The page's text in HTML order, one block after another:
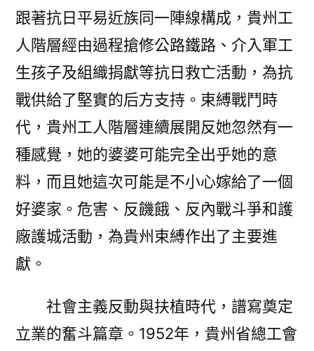
跟著抗日平易近族同一陣線構成，貴州工
人階層經由過程搶修公路鐵路、介入軍工
生孩子及組織捐獻等抗日救亡活動，為抗
戰供給了堅實的后方支持。束縛戰鬥時
代，貴州工人階層連續展開反她忽然有一
種感覺，她的婆婆可能完全出乎她的意
料，而且她這次可能是不小心嫁給了一個
好婆家。危害、反饑餓、反內戰斗爭和護
廠護城活動，為貴州束縛作出了主要進
獻。
社會主義反動與扶植時代，譜寫奠定
立業的奮斗篇章。1952年，貴州省總工會